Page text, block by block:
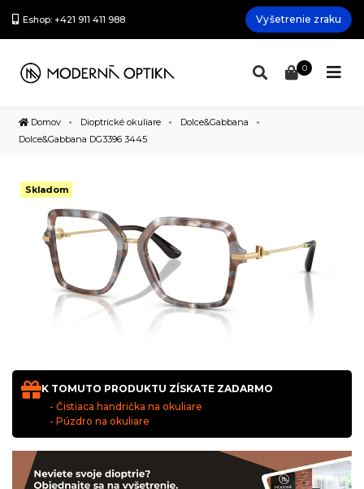
Eshop: +421 911 411 988 Vyšetrenie zraku
0
Domov Dioptrické okuliare
Dolce&Gabbana
Dolce&Gabbana DG3396 3445
Skladom
K TOMUTO PRODUKTU ZÍSKATE ZADARMO
- Čistiaca handrička na okuliare
- Púzdro na okuliare